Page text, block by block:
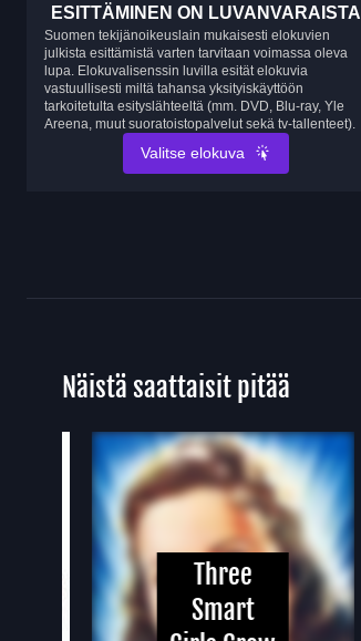
ESITTÄMINEN ON LUVANVARAISTA
Suomen tekijänoikeuslain mukaisesti elokuvien
julkista esittämistä varten tarvitaan voimassa oleva
lupa. Elokuvalisenssin luvilla esität elokuvia
vastuullisesti miltä tahansa yksityiskäyttöön
tarkoitetulta esityslähteeltä (mm. DVD, Blu-ray, Yle
Areena, muut suoratoistopalvelut sekä tv-tallenteet).
Valitse elokuva
Näistä saattaisit pitää
Three
Smart